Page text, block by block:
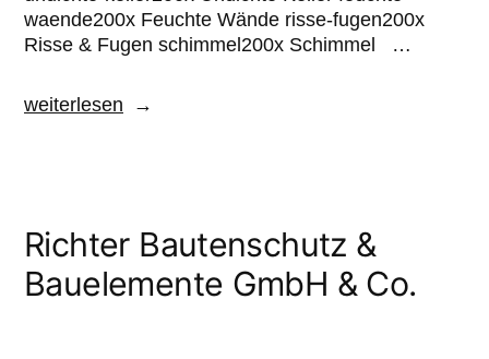
waende200x Feuchte Wände risse-fugen200x
Risse & Fugen schimmel200x Schimmel …
weiterlesen
Richter Bautenschutz &
Bauelemente GmbH & Co.